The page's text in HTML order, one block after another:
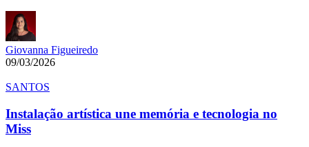
Giovanna Figueiredo
09/03/2026
SANTOS
Instalação artística une memória e tecnologia no
Miss